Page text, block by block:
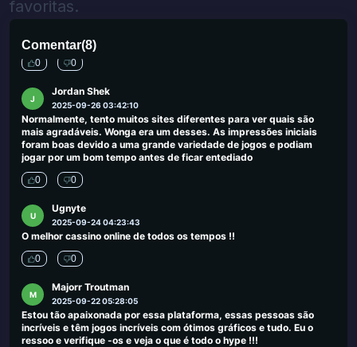
favoritas.
Comentar(8)
deseja uma boa experiência no Las Vegas MGM, está no início da
para começar e ficar.
0 0
J
Jordan Shek
2025-09-26 03:42:10
Normalmente, tento muitos sites diferentes para ver quais são
mais agradáveis. Wonga era um desses. As impressões iniciais
foram boas devido a uma grande variedade de jogos e podiam
jogar por um bom tempo antes de ficar entediado
0 0
U
Ugnyte
2025-09-24 04:23:43
O melhor cassino online de todos os tempos !!
0 0
M
Majorr Troutman
2025-09-22 05:28:05
Estou tão apaixonada por essa plataforma, essas pessoas são
incríveis e têm jogos incríveis com ótimos gráficos e tudo. Eu o
ressoo e verifique -os e veja o que é todo o hype !!!